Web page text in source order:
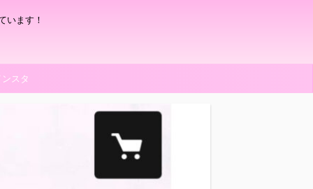
います！
スタ